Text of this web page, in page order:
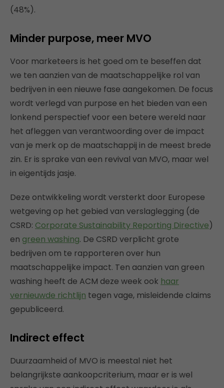
(48%).
Minder purpose, meer MVO
Voor marketeers is het goed om te beseffen dat
we ten aanzien van de maatschappelijke rol van
bedrijven in een nieuwe fase aangekomen. De focus
wordt verlegd van purpose en het bieden van een
lonkend perspectief voor een betere wereld naar
het afleggen van verantwoording over de impact
van je merk op de maatschappij in de meest brede
zin. Er is sprake van een revival van MVO, maar wel
in eigentijds jasje.
Deze ontwikkeling wordt versterkt door Europese
wetgeving op het gebied van verslaglegging (de
CSRD: Corporate Sustainability Reporting Directive)
en green washing. De CSRD verplicht grote
bedrijven om te rapporteren over hun
maatschappelijke impact. Ten aanzien van green
washing heeft de ACM deze week ook haar
vernieuwde richtlijn tegen vage, misleidende claims
gepubliceerd.
Indirect effect
Duurzaamheid of MVO is meestal niet het
belangrijkste aankoopcriterium, maar er is wel